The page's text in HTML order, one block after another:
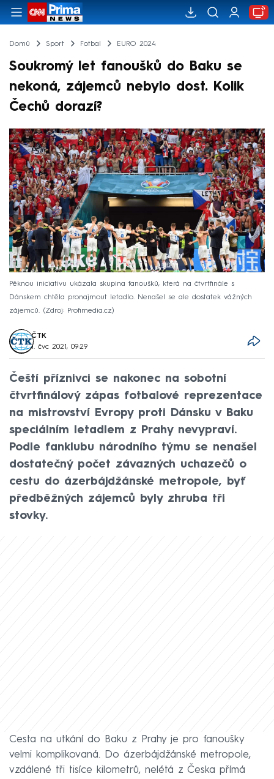
Domů Sport Fotbal EURO 2024
Soukromý let fanoušků do Baku se
nekoná, zájemců nebylo dost. Kolik
Čechů dorazí?
Pěknou iniciativu ukázala skupina fanoušků, která na čtvrtfinále s
Dánskem chtěla pronajmout letadlo. Nenašel se ale dostatek vážných
zájemců.
Zdroj: Profimedia.cz
ČTK
1. čvc 2021, 09:29
Čeští příznivci se nakonec na sobotní
čtvrtfinálový zápas fotbalové reprezentace
na mistrovství Evropy proti Dánsku v Baku
speciálním letadlem z Prahy nevypraví.
Podle fanklubu národního týmu se nenašel
dostatečný počet závazných uchazečů o
cestu do ázerbájdžánské metropole, byť
předběžných zájemců byly zhruba tři
stovky.
Cesta na utkání do Baku z Prahy je pro fanoušky
velmi komplikovaná. Do ázerbájdžánské metropole,
vzdálené tři tisíce kilometrů, nelétá z Česka přímá